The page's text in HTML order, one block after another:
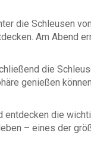
die Schleusen
Am Abend
die
genießen
entdecken die
– eines der